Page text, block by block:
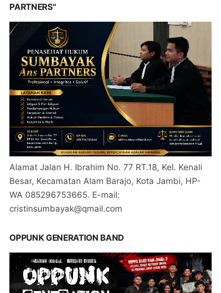
PARTNERS"
Alamat Jalan H. Ibrahim No. 77 RT.18, Kel. Kenali
Besar, Kecamatan Alam Barajo, Kota Jambi, HP-
WA 085296753665. E-mail:
cristinsumbayak@qmail.com
OPPUNK GENERATION BAND